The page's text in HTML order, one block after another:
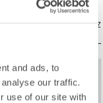
and ads, to
our traffic.
use of our site with
a jersey pocket.
COMPAREZ